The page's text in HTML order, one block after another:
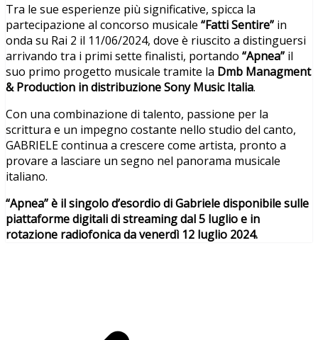
Tra le sue esperienze più significative, spicca la
partecipazione al concorso musicale “Fatti Sentire” in
onda su Rai 2 il 11/06/2024, dove è riuscito a distinguersi
arrivando tra i primi sette finalisti, portando “Apnea” il
suo primo progetto musicale tramite la Dmb Managment
& Production in distribuzione Sony Music Italia.
Con una combinazione di talento, passione per la
scrittura e un impegno costante nello studio del canto,
GABRIELE continua a crescere come artista, pronto a
provare a lasciare un segno nel panorama musicale
italiano.
“Apnea” è il singolo d’esordio di Gabriele disponibile sulle
piattaforme digitali di streaming dal 5 luglio e in
rotazione radiofonica da venerdì 12 luglio 2024.